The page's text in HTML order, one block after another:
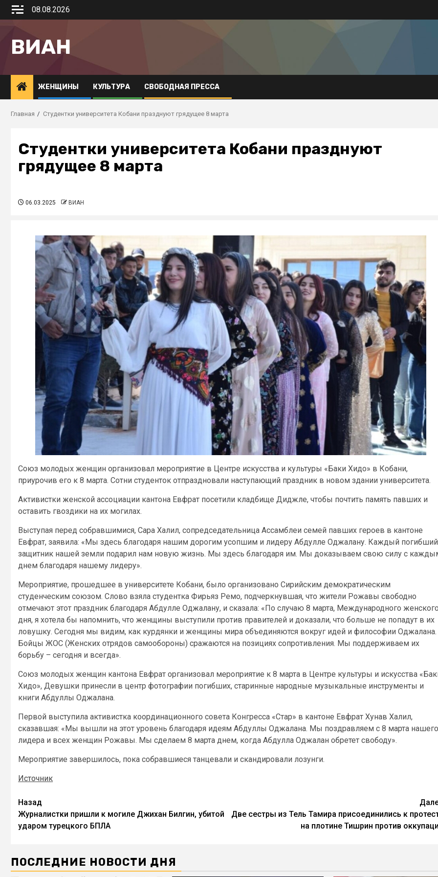
08.08.2026
ВИАН
ЖЕНЩИНЫ КУЛЬТУРА СВОБОДНАЯ ПРЕССА
Главная Студентки университета Кобани празднуют грядущее 8 марта
Студентки университета Кобани празднуют
грядущее 8 марта
06.03.2025 ВИАН
Союз молодых женщин организовал мероприятие в Центре искусства и культуры «Баки Хидо» в Кобани,
приурочив его к 8 марта. Сотни студенток отпраздновали наступающий праздник в новом здании университета.
Активистки женской ассоциации кантона Евфрат посетили кладбище Диджле, чтобы почтить память павших и
оставить гвоздики на их могилах.
Выступая перед собравшимися, Сара Халил, сопредседательница Ассамблеи семей павших героев в кантоне
Евфрат, заявила: «Мы здесь благодаря нашим дорогим усопшим и лидеру Абдулле Оджалану. Каждый погибший
защитник нашей земли подарил нам новую жизнь. Мы здесь благодаря им. Мы доказываем свою силу с
днем благодаря нашему лидеру».
Мероприятие, прошедшее в университете Кобани, было организовано Сирийским демократическим
студенческим союзом. Слово взяла студентка Фирьяз Ремо, подчеркнувшая, что жители Рожавы свободно
отмечают этот праздник благодаря Абдулле Оджалану, и сказала: «По случаю 8 марта, Международного
дня, я хотела бы напомнить, что женщины выступили против правителей и доказали, что больше не попадут в их
ловушку. Сегодня мы видим, как курдянки и женщины мира объединяются вокруг идей и философии Оджалана.
Бойцы ЖОС (Женских отрядов самообороны) сражаются на позициях сопротивления. Мы поддерживаем их
борьбу – сегодня и всегда».
Союз молодых женщин кантона Евфрат организовал мероприятие к 8 марта в Центре культуры и искусства
Хидо», Девушки принесли в центр фотографии погибших, старинные народные музыкальные инструменты и
книги Абдуллы Оджалана.
Первой выступила активистка координационного совета Конгресса «Стар» в кантоне Евфрат Хунав Халил,
сказавшая: «Мы вышли на этот уровень благодаря идеям Абдуллы Оджалана. Мы поздравляем с 8 марта нашего
лидера и всех женщин Рожавы. Мы сделаем 8 марта днем, когда Абдулла Оджалан обретет свободу».
Мероприятие завершилось, пока собравшиеся танцевали и скандировали лозунги.
Источник
Назад
Журналистки пришли к могиле Джихан Билгин, убитой
ударом турецкого БПЛА
Две сестры из Тель Тамира присоединились к
на плотине Тишрин против
ПОСЛЕДНИЕ НОВОСТИ ДНЯ